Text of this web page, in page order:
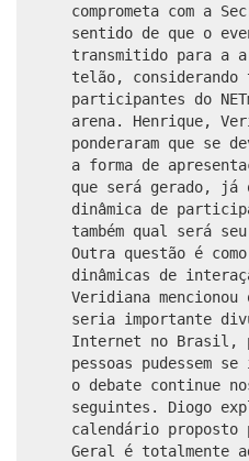
comprometa com a
sentido de que o
transmitido para a
telão, considerando
participantes do
arena. Henrique,
ponderaram que se
a forma de
que será gerado, já
dinâmica de
também qual será
Outra questão é
dinâmicas de
Veridiana
seria importante
Internet no Brasil,
pessoas pudessem
o debate continue
seguintes. Diogo
calendário proposto
Geral é totalmente